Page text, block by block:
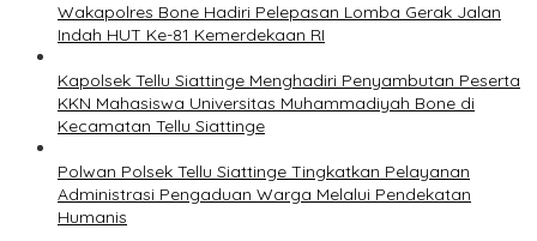
Wakapolres Bone Hadiri Pelepasan Lomba Gerak Jalan
Indah HUT Ke-81 Kemerdekaan RI
Kapolsek Tellu Siattinge Menghadiri Penyambutan Peserta
KKN Mahasiswa Universitas Muhammadiyah Bone di
Kecamatan Tellu Siattinge
Polwan Polsek Tellu Siattinge Tingkatkan Pelayanan
Administrasi Pengaduan Warga Melalui Pendekatan
Humanis